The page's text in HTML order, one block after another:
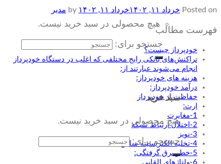
هیچ محصولی در سبد خرید نیست.
جستجو برای:
سبد خرید
هیچ محصولی در سبد خرید نیست.
جستجو برای:
Posted on خرداد ۱۱, ۱۴۰۲ خرداد ۱۱, ۱۴۰۲ مدیر
فهرست مطالب
خودپرداز چیست؟
تراکنش‌های بانکی رایج مختلفی که اغلب در دستگاه خودپرداز
انجام می‌شوند عبارتند از:
هزینه های خودپرداز:
درآمد خودپرداز:
حفاظت از خودپرداز
ارت:
1-مغایرت
2-اختلال ارتباط شبکه
3-نویز
4-تخلیه الکتریسیته ساکن:
5-خطر برق گرفتگی:
6-ولتاژهای القایی